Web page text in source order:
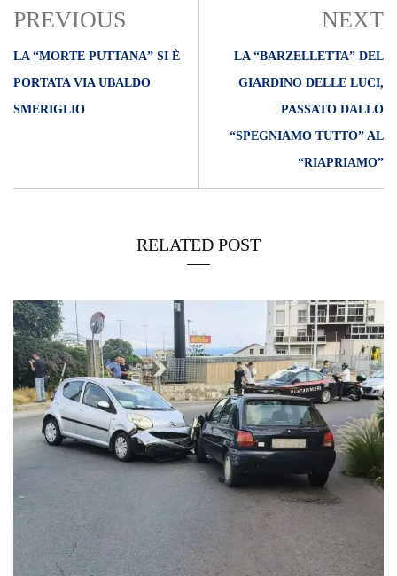
PREVIOUS
LA “MORTE PUTTANA” SI È
PORTATA VIA UBALDO
SMERIGLIO
NEXT
LA “BARZELLETTA” DEL
GIARDINO DELLE LUCI,
PASSATO DALLO
“SPEGNIAMO TUTTO” AL
“RIAPRIAMO”
RELATED POST